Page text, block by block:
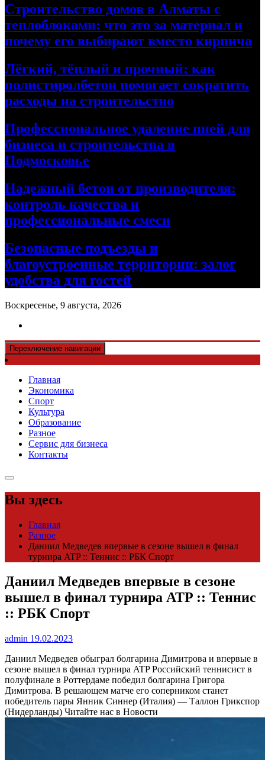
Строительство домов в Алматы с
теплоблоками: что это за материал и
почему его выбирают вместо кирпича
Лёгкий, тёплый и прочный: как
полистиролбетон помогает сократить
расходы на строительство
Профессиональное удаление пней для
бизнеса и строительства в
Подмосковье
Надежный бетон от производителя:
контроль качества и
профессиональные смеси
Безопасные подъезды и
благоустроенные территории: залог
удобства для гостей
Воскресенье, 9 августа, 2026
Переключение навигации
Главная
Экономика
Спорт
Культура
Образование
Разное
Сервис для бизнеса
Контакты
Вы здесь
Главная
Разное
Даниил Медведев впервые в сезоне вышел в финал
турнира ATP :: Теннис :: РБК Спорт
Даниил Медведев впервые в сезоне
вышел в финал турнира ATP :: Теннис
:: РБК Спорт
admin 19.02.2023
Даниил Медведев обыграл болгарина Димитрова и впервые в
сезоне вышел в финал турнира ATPРоссийский теннисист в
полуфинале в Роттердаме победил болгарина Григора
Димитрова. В решающем матче его соперником станет
победитель пары Янник Синнер (Италия) — Таллон Грикспор
(Нидерланды) Читайте нас в Новости